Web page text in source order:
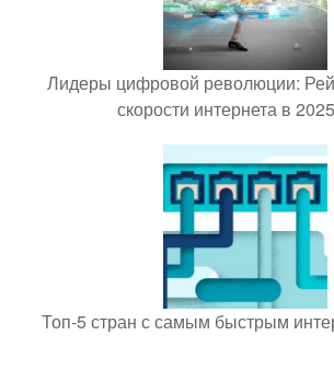
Лидеры цифровой революции:
скорости интернета в
Топ-5 стран с самым быстрым